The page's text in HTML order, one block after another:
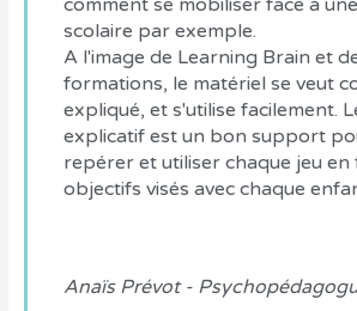
comment se mobiliser face à
scolaire par exemple.
A l'image de Learning Brain et
formations, le matériel se veut
expliqué, et s'utilise facilement.
explicatif est un bon support
repérer et utiliser chaque jeu
objectifs visés avec chaque
Anaïs Prévot -